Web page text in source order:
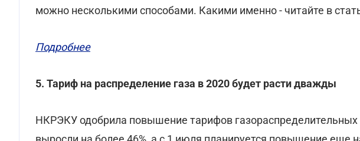
можно несколькими способами. Какими именно - читайте в
Подробнее
5. Тариф на распределение газа в 2020 будет расти дважды
НКРЭКУ одобрила повышение тарифов газораспределительных